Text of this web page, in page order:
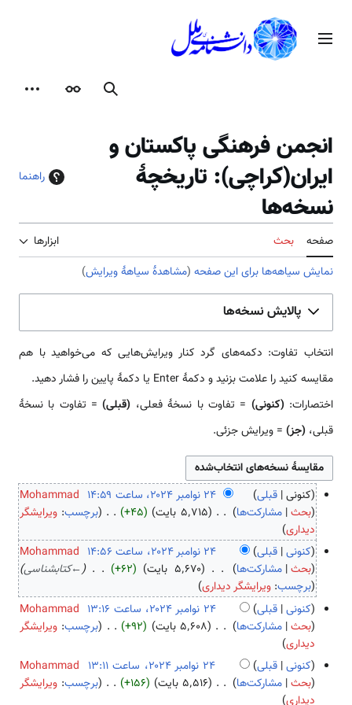
محتوامنوی اصلی
جستجوظاهر
انجمن فرهنگی پاکستان و
‌ایران(کراچی): تاریخچهٔ
نسخه‌ها
راهنما
صفحه بحث
ابزارها
نمایش سیاهه‌ها برای این صفحه (مشاهدهٔ سیاههٔ ویرایش)
پالایش نسخه‌ها
انتخاب تفاوت: دکمه‌های گرد کنار ویرایش‌هایی که می‌خواهید با هم
مقایسه کنید را علامت بزنید و دکمهٔ Enter یا دکمهٔ پایین را فشار دهید.
اختصارات:(کنونی) = تفاوت با نسخهٔ فعلی، (قبلی)= تفاوت با نسخهٔ
قبلی، (جز) = ویرایش جزئی.
کنونی قبلی
Mohammad
بحث مشارکت‌ها ۵٬۷۱۵ بایت
+۴۵
ب
د
و
ن
خ
ل
ا
ص
ۀ
و
برچسب: ویرایشگر
دیداری
کنونی قبلی
Mohammad
بحث مشارکت‌ها ۵٬۶۷۰ بایت +۶۲ ←کتابشناسی
برچسب:ویرایشگر دیداری
کنونی قبلی ‏۲۴ نوامبر ۲۰۲۴، ساعت ۱۳:۱۶
Mohammad
بحث مشارکت‌ها ۵٬۶۰۸ بایت
+۹۲
ب
د
و
ن
برچسب: ویرایشگر
دیداری
کنونی قبلی
Mohammad
بحث مشارکت‌ها ۵٬۵۱۶ بایت
+۱۵۶
ب
برچسب: ویرایشگر
دیداری